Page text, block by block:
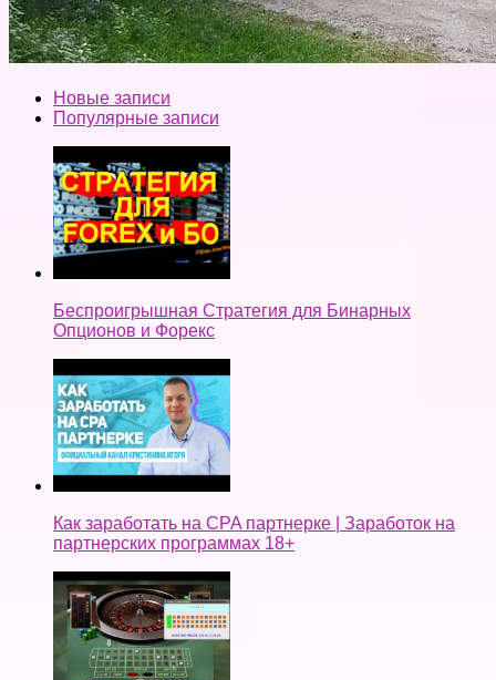
Новые записи
Популярные записи
Беспроигрышная Стратегия для Бинарных
Опционов и Форекс
Как заработать на CPA партнерке | Заработок на
партнерских программах 18+